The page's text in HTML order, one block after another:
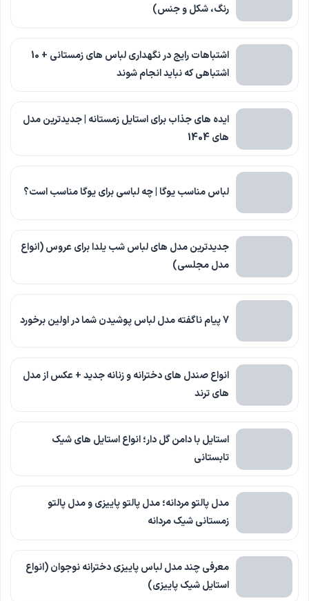
رنگ، شکل و جنس)
اشتباهات رایج در نگهداری لباس های زمستانی + 10
اشتباهی که نباید انجام شوند
ایده های جذاب برای استایل زمستانه | جدیدترین مدل
های 1404
لباس مناسب یوگا | چه لباسی برای یوگا مناسب است؟
جدیدترین مدل های لباس شب یلدا برای عروس (انواع
مدل مجلسی)
7 پیام ناگفته مدل لباس پوشیدن شما در اولین برخورد
انواع صندل های دخترانه و زنانه جدید + عکس از مدل
های ترند
استایل با دامن گل دار؛ انواع استایل های شیک
تابستانی
مدل پالتو مردانه؛ مدل پالتو پاییزی و مدل پالتو
زمستانی شیک مردانه
معرفی چند مدل لباس پاییزی دخترانه نوجوان (انواع
استایل شیک پاییزی)